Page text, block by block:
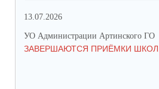
13.07.2026
УО Администрации Артинского ГО
ЗАВЕРШАЮТСЯ ПРИЁМКИ